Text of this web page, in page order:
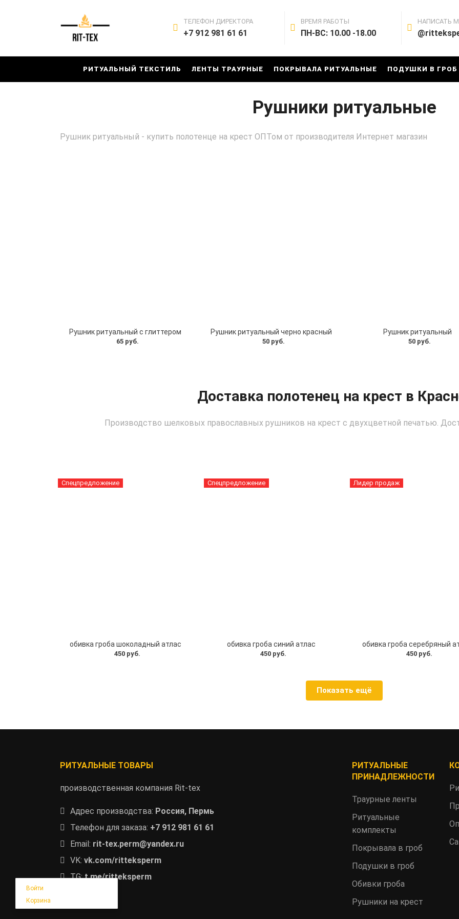
ТЕЛЕФОН ДИРЕКТОРА
+7 912 981 61 61
ВРЕМЯ РАБОТЫ
ПН-ВС: 10.00 -18.00
НАПИСАТЬ
РИТУАЛЬНЫЙ ТЕКСТИЛЬ ЛЕНТЫ ТРАУРНЫЕ ПОКРЫВАЛА РИТУАЛЬНЫЕ ПОДУШКИ В ГРОБ
Рушники ритуальные
Войти
Корзина
Рушник ритуальный - купить полотенце на крест ОПТом от производителя Интернет магазин
Рушник ритуальный с глиттером
65 руб.
Рушник ритуальный черно красный
50 руб.
Рушник ритуальный
50 руб.
Доставка полотенец на крест в
Производство шелковых православных рушников на крест с двухцветной печатью.
Спецпредложение
обивка гроба шоколадный атлас
450 руб.
Спецпредложение
обивка гроба синий атлас
450 руб.
Лидер продаж
обивка гроба серебряный
450 руб.
Показать ещё
РИТУАЛЬНЫЕ ТОВАРЫ
производственная компания Rit-tex
Адрес производства: Россия, Пермь
Телефон для заказа: +7 912 981 61 61
Email: rit-tex.perm@yandex.ru
VK: vk.com/ritteksperm
TG: t.me/ritteksperm
РИТУАЛЬНЫЕ
ПРИНАДЛЕЖНОСТИ
Траурные ленты
Ритуальные
комплекты
Покрывала в гроб
Подушки в гроб
Обивки гроба
Рушники на крест